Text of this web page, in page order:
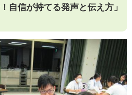
自信が持てる発声と伝え方」